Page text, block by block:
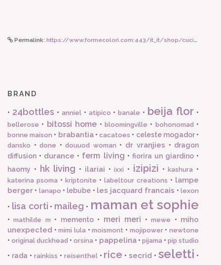
Permalink: https://www.formecolori.com:443/it_it/shop/cucina/bicchieri_in_porcellana/bitossi_home_bicchiere_in_porcellana_lettera_r/4466
BRAND
• 24bottles • anniel• atipico •banale • beija flor •
bellerose • bitossi home • bloomingville • bohonomad •
bonne maison • brabantia•cacatoes • celeste mogador•
dansko • done • douuod woman • dr vranjies • dragon
diffusion • durance • ferm living • fiorira un giardino•
haomy • hk living • ilariai •ixxi • izipizi •kashura •
katerina psoma • kriptonite • labeltour creations • lampe
berger • lanapo • lebube • les jacquard francais •lexon
• lisa corti • maileg • maman et sophie
•mathilde m • memento• meri meri •mewe • miho
unexpected •mimi lula •moismont • mojipower•newtone
•original duckhead •orsina • pappelina• pijama • pip studio
• rada • rainkiss • reisenthel• rice •secrid •seletti •